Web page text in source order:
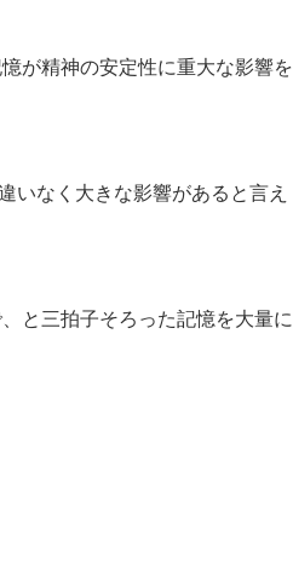
が精神の安定性に重大な影響を
いなく大きな影響があると言え
と三拍子そろった記憶を大量に